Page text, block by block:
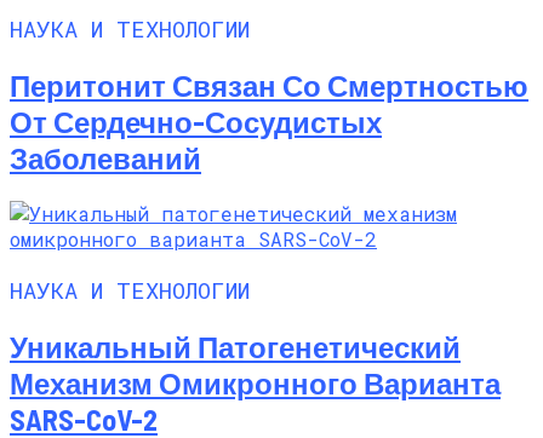
НАУКА И ТЕХНОЛОГИИ
Перитонит Связан Со Смертностью
От Сердечно-Сосудистых
Заболеваний
НАУКА И ТЕХНОЛОГИИ
Уникальный Патогенетический
Механизм Омикронного Варианта
SARS-CoV-2